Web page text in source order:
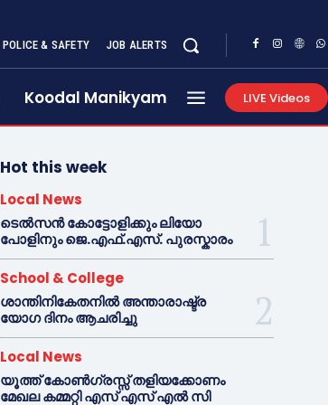
POLICE & SAFETY JOB ALERTS
Koodal Manikyam LIVE Videos
Hot this week
Local News
ടെൽസൻ കോട്ടോളിക്കും ലിയോ
പോളിനും ജെ.എഫ്.എസ്. പുരസ്കാരം
School & College
ശാന്തിനികേതനിൽ അന്താരാഷ്ട്ര
യോഗ ദിനം ആചരിച്ചു
Local News
യൂത്ത് കോൺഗ്രസ്സ് തളിയക്കോണം
മേഖല കമ്മറ്റി എസ് എസ് എൽ സി